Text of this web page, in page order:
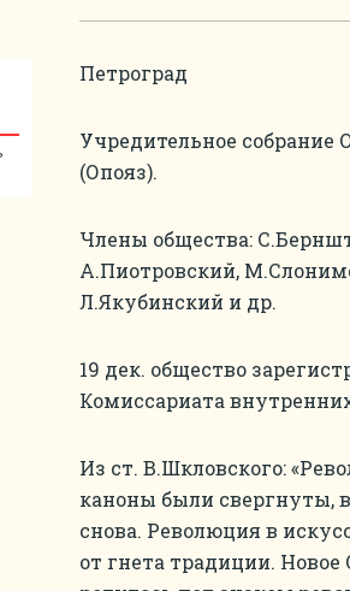
Петроград
Учредительное собрание
(Опояз).
Члены общества:
А.Пиотровский,
Л.Якубинский и др.
19 дек. общество
Комиссариата
Из ст. В.Шкловского:
каноны были свергнуты,
снова. Революция в
от гнета традиции.